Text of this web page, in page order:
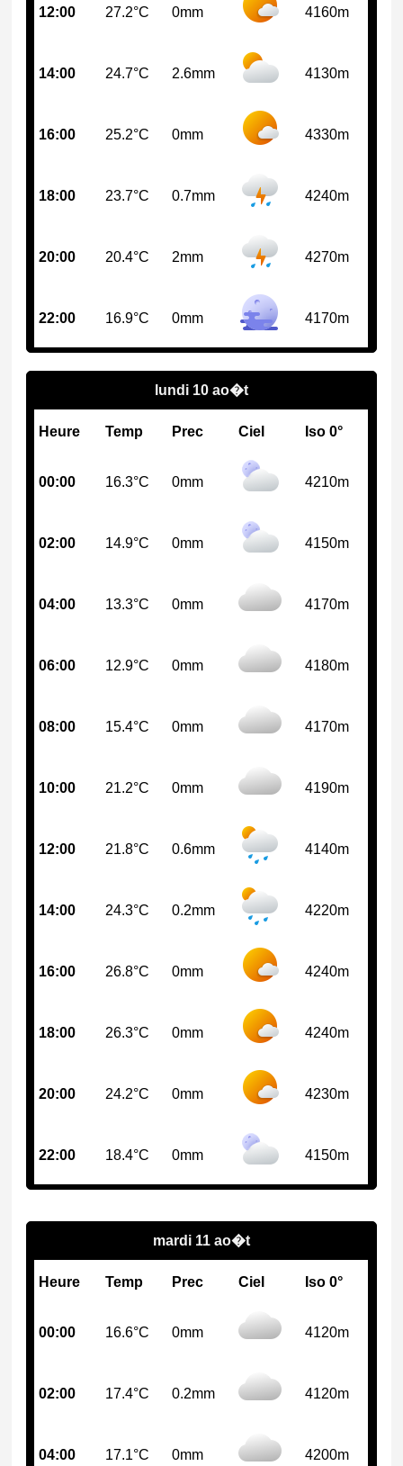
12:00 27.2°C 0mm 4160m
14:00 24.7°C 2.6mm 4130m
16:00 25.2°C 0mm 4330m
18:00 23.7°C 0.7mm 4240m
20:00 20.4°C 2mm 4270m
22:00 16.9°C 0mm 4170m
lundi 10 ao�t
Heure Temp Prec Ciel Iso 0°
00:00 16.3°C 0mm 4210m
02:00 14.9°C 0mm 4150m
04:00 13.3°C 0mm 4170m
06:00 12.9°C 0mm 4180m
08:00 15.4°C 0mm 4170m
10:00 21.2°C 0mm 4190m
12:00 21.8°C 0.6mm 4140m
14:00 24.3°C 0.2mm 4220m
16:00 26.8°C 0mm 4240m
18:00 26.3°C 0mm 4240m
20:00 24.2°C 0mm 4230m
22:00 18.4°C 0mm 4150m
mardi 11 ao�t
Heure Temp Prec Ciel Iso 0°
00:00 16.6°C 0mm 4120m
02:00 17.4°C 0.2mm 4120m
04:00 17.1°C 0mm 4200m